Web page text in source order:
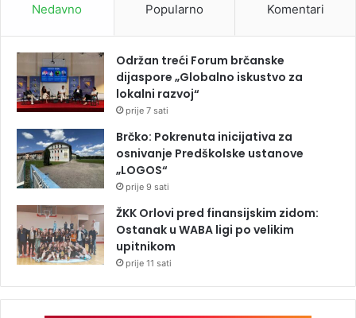
Nedavno Popularno Komentari
Održan treći Forum brčanske
dijaspore „Globalno iskustvo za
lokalni razvoj“
prije 7 sati
Brčko: Pokrenuta inicijativa za
osnivanje Predškolske ustanove
„LOGOS“
prije 9 sati
ŽKK Orlovi pred finansijskim zidom:
Ostanak u WABA ligi po velikim
upitnikom
prije 11 sati